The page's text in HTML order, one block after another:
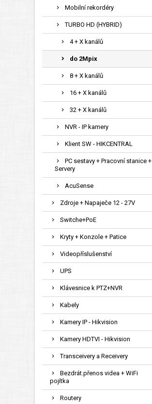
Mobilní rekordéry
TURBO HD (HYBRID)
4 + X kanálů
do 2Mpix
8 + X kanálů
16 + X kanálů
32 + X kanálů
NVR - IP kamery
Klient SW - HIKCENTRAL
PC sestavy + Pracovní stanice +
Servery
AcuSense
Zdroje + Napaječe 12 - 27V
Switche+PoE
Kryty + Konzole + Patice
Videopříslušenství
UPS
Klávesnice k PTZ+NVR
Kabely
Kamery IP - Hikvision
Kamery HDTVI - Hikvision
Transceivery a Receivery
Bezdrát.přenos videa + WiFi
pojítka
Routery